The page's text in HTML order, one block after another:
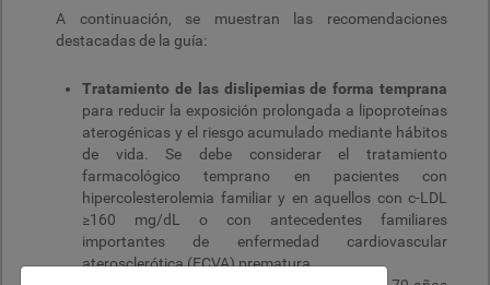
A continuación, se muestran las recomendaciones
destacadas de la guía:
Tratamiento de las dislipemias de forma temprana
para reducir la exposición prolongada a lipoproteínas
aterogénicas y el riesgo acumulado mediante hábitos
de vida. Se debe considerar el tratamiento
farmacológico temprano en pacientes con
hipercolesterolemia familiar y en aquellos con c-LDL
≥160 mg/dL o con antecedentes familiares
importantes de enfermedad cardiovascular
aterosclerótica (ECVA) prematura.